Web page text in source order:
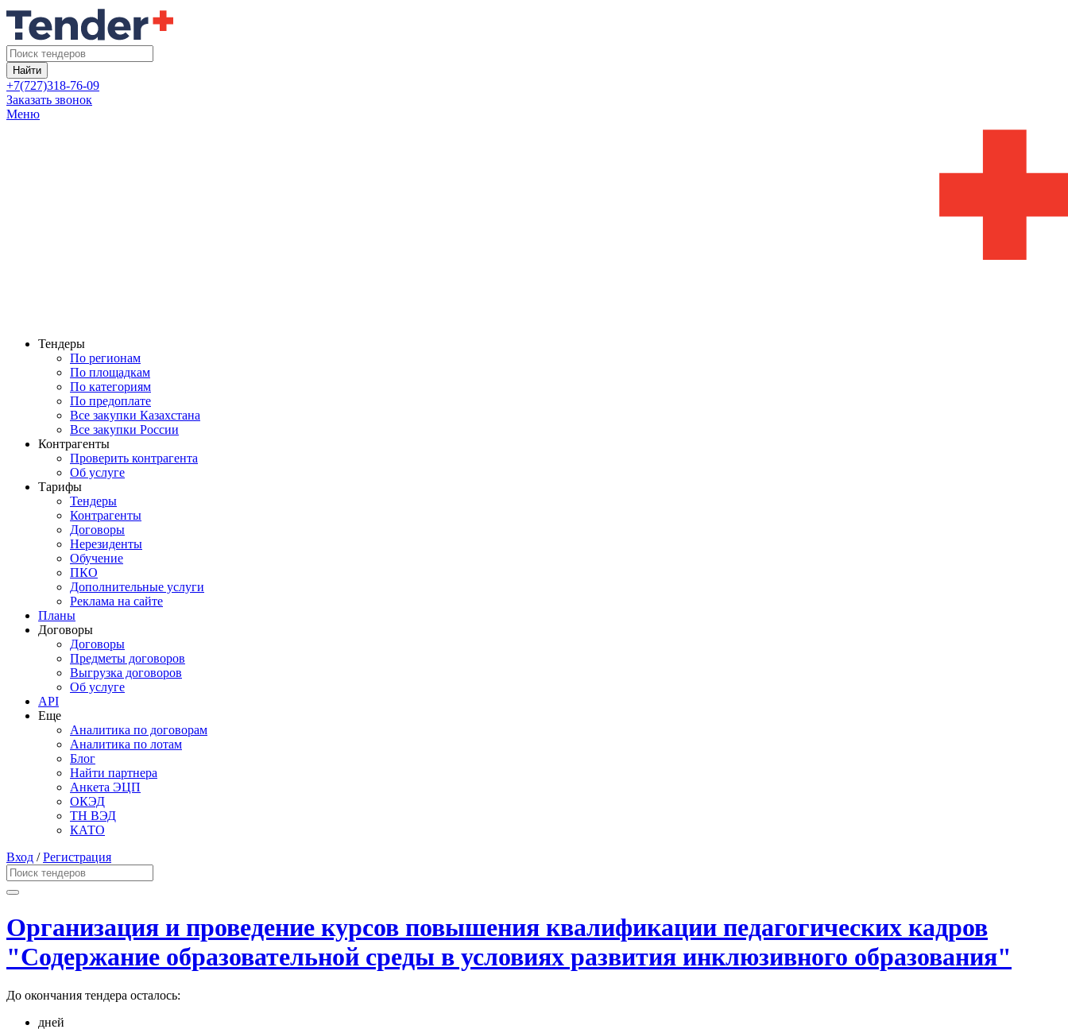
Найти
+7(727)318-76-09
Заказать звонок
Меню
Тендеры
По регионам
По площадкам
По категориям
По предоплате
Все закупки Казахстана
Все закупки России
Контрагенты
Проверить контрагента
Об услуге
Тарифы
Тендеры
Контрагенты
Договоры
Нерезиденты
Обучение
ПКО
Дополнительные услуги
Реклама на сайте
Планы
Договоры
Договоры
Предметы договоров
Выгрузка договоров
Об услуге
API
Еще
Аналитика по договорам
Аналитика по лотам
Блог
Найти партнера
Анкета ЭЦП
ОКЭД
ТН ВЭД
КАТО
Вход /Регистрация
Организация и проведение курсов повышения квалификации педагогических кадров
"Содержание образовательной среды в условиях развития инклюзивного образования"
До окончания тендера осталось:
дней